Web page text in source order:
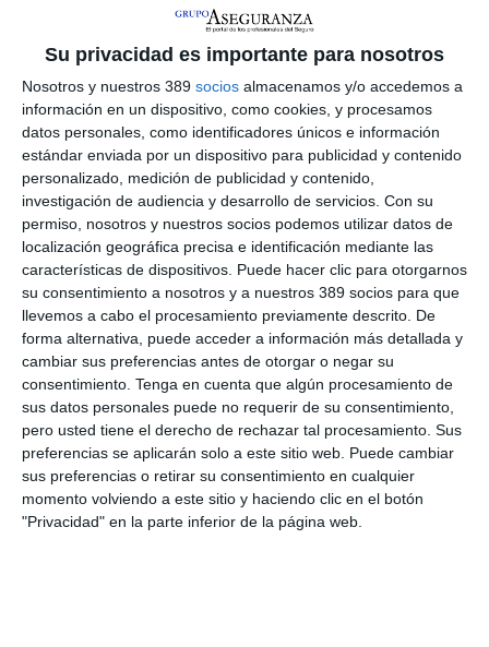
Su privacidad es importante para nosotros
Nosotros y nuestros 389 socios almacenamos y/o accedemos a
información en un dispositivo, como cookies, y procesamos
datos personales, como identificadores únicos e información
estándar enviada por un dispositivo para publicidad y contenido
personalizado, medición de publicidad y contenido,
investigación de audiencia y desarrollo de servicios. Con su
permiso, nosotros y nuestros socios podemos utilizar datos de
localización geográfica precisa e identificación mediante las
características de dispositivos. Puede hacer clic para otorgarnos
su consentimiento a nosotros y a nuestros 389 socios para que
llevemos a cabo el procesamiento previamente descrito. De
forma alternativa, puede acceder a información más detallada y
cambiar sus preferencias antes de otorgar o negar su
consentimiento. Tenga en cuenta que algún procesamiento de
sus datos personales puede no requerir de su consentimiento,
pero usted tiene el derecho de rechazar tal procesamiento. Sus
preferencias se aplicarán solo a este sitio web. Puede cambiar
sus preferencias o retirar su consentimiento en cualquier
momento volviendo a este sitio y haciendo clic en el botón
"Privacidad" en la parte inferior de la página web.
Colegio de Mediadores de Almería ha celebrado una
Responsabilidad Civil para
centros y profesionales sanitarios, impartida por
"profundizar en una de las áreas de mayor relevancia técnica y
especialización dentro del ámbito asegurador".
La sesión fue desarrollada porRenato Legnani, suscriptor de
la aseguradora, y
Enrique Montaner, responsable del área de
Siniestros, quienes analizaron las principales características de
estos seguros. Entre otros asuntos se detallaron conceptos
relacionados con el alcance de las coberturas, los principales
riesgos derivados de la actividad sanitaria, la gestión de
reclamaciones y la importancia de una correcta suscripción y
tramitación de siniestros en un entorno especialmente sensible
desde el punto de vista jurídico y asistencial.
Si quiere recibir diariamente y GRATIS noticias como
esta, pinche aquí
LO ÚLTIMO
La verdad sobre la IA en el seguro: qué funciona ya y qué sigue